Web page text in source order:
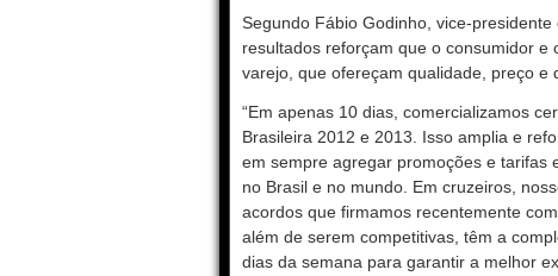
Segundo Fábio Godinho, vice-
resultados reforçam que o consumidor
varejo, que ofereçam qualidade, preço e
“Em apenas 10 dias, comercializamos
Brasileira 2012 e 2013. Isso amplia e
em sempre agregar promoções e tarifas
no Brasil e no mundo. Em cruzeiros,
acordos que firmamos recentemente
além de serem competitivas, têm a
dias da semana para garantir a melhor